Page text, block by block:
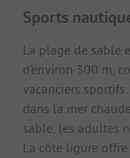
Sports
La plage de sable
d'environ 300 m,
vacanciers
dans la mer
sable, les adultes
La côte ligure